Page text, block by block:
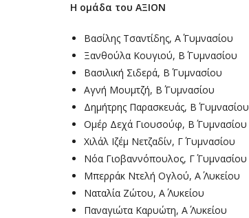
Η ομάδα του ΑΞΙΟΝ
Βασίλης Τσαντίδης, Α΄ Γυμνασίου
Ξανθούλα Κουγιού, Β΄ Γυμνασίου
Βασιλική Σιδερά, Β΄ Γυμνασίου
Αγνή Μουμτζή, Β΄ Γυμνασίου
Δημήτρης Παρασκευάς, Β΄ Γυμνασίου
Ομέρ Δεχά Γιουσούφ, Β΄ Γυμνασίου
Χιλάλ Ιζέμ Νετζαδίν, Γ΄ Γυμνασίου
Νόα Γιοβαννόπουλος, Γ΄ Γυμνασίου
Μπερράκ Ντελή Ογλού, Α΄ Λυκείου
Ναταλία Ζώτου, Α΄ Λυκείου
Παναγιώτα Καρυώτη, Α΄ Λυκείου